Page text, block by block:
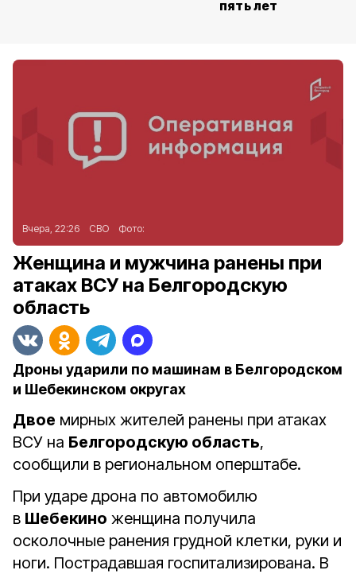
пять лет
Вчера, 22:26 СВО Фото:
Женщина и мужчина ранены при
атаках ВСУ на Белгородскую
область
Дроны ударили по машинам в Белгородском
и Шебекинском округах
Двое мирных жителей ранены при атаках
ВСУ на Белгородскую область,
сообщили в региональном оперштабе.
При ударе дрона по автомобилю
в Шебекино женщина получила
осколочные ранения грудной клетки, руки и
ноги. Пострадавшая госпитализирована. В